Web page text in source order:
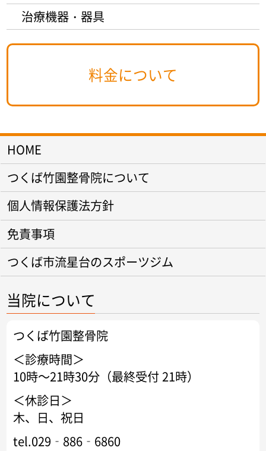
治療機器・器具
料金について
HOME
つくば竹園整骨院について
個人情報保護法方針
免責事項
つくば市流星台のスポーツジム
当院について
つくば竹園整骨院
＜診療時間＞
10時～21時30分（最終受付 21時）
＜休診日＞
木、日、祝日
tel.029‐886‐6860